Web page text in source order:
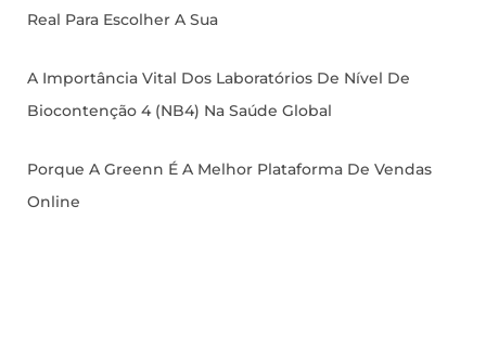
Real Para Escolher A Sua
A Importância Vital Dos Laboratórios De Nível De
Biocontenção 4 (NB4) Na Saúde Global
Porque A Greenn É A Melhor Plataforma De Vendas
Online